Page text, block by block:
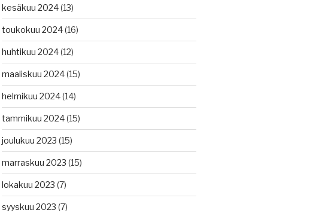
kesäkuu 2024(13)
toukokuu 2024(16)
huhtikuu 2024(12)
maaliskuu 2024(15)
helmikuu 2024(14)
tammikuu 2024(15)
joulukuu 2023 (15)
marraskuu 2023 (15)
lokakuu 2023 (7)
syyskuu 2023 (7)